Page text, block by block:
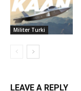
Militer Turki
LEAVE A REPLY